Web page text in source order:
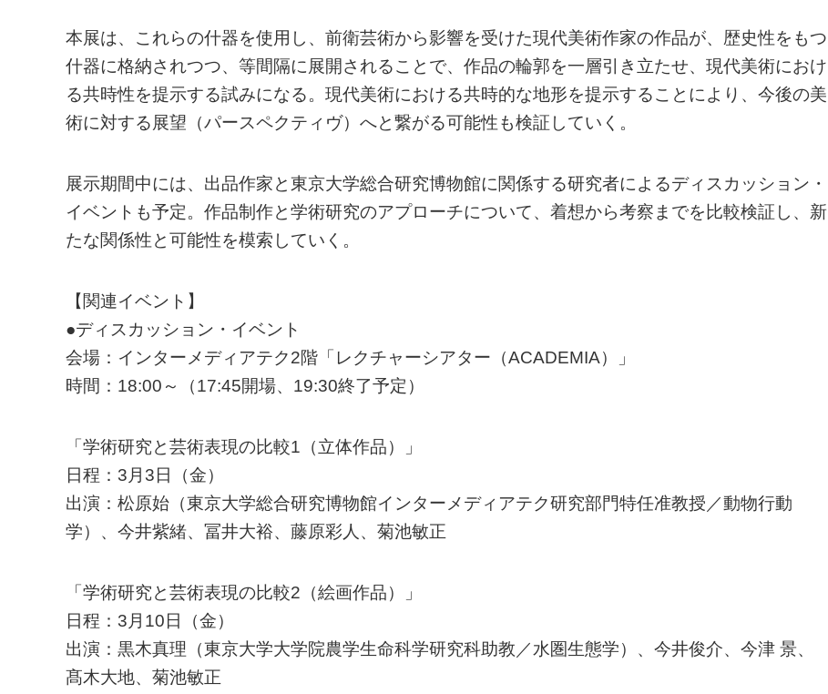
本展は、これらの什器を使用し、前衛芸術から影響を受けた現代美術作家の作品が、歴史性をもつ
什器に格納されつつ、等間隔に展開されることで、作品の輪郭を一層引き立たせ、現代美術におけ
る共時性を提示する試みになる。現代美術における共時的な地形を提示することにより、今後の美
術に対する展望（パースペクティヴ）へと繋がる可能性も検証していく。
展示期間中には、出品作家と東京大学総合研究博物館に関係する研究者によるディスカッション・
イベントも予定。作品制作と学術研究のアプローチについて、着想から考察までを比較検証し、新
たな関係性と可能性を模索していく。
【関連イベント】
●ディスカッション・イベント
会場：インターメディアテク2階「レクチャーシアター（ACADEMIA）」
時間：18:00～（17:45開場、19:30終了予定）
「学術研究と芸術表現の比較1（立体作品）」
日程：3月3日（金）
出演：松原始（東京大学総合研究博物館インターメディアテク研究部門特任准教授／動物行動
学）、今井紫緒、冨井大裕、藤原彩人、菊池敏正
「学術研究と芸術表現の比較2（絵画作品）」
日程：3月10日（金）
出演：黒木真理（東京大学大学院農学生命科学研究科助教／水圏生態学）、今井俊介、今津 景、
髙木大地、菊池敏正